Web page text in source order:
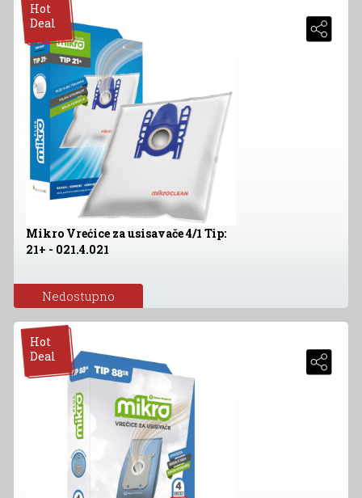
Hot
Deal
Mikro Vrećice za usisavače 4/1 Tip:
21+ - 021.4.021
Nedostupno
Hot
Deal